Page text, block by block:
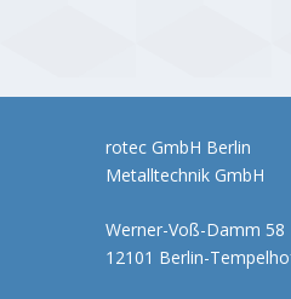
rotec GmbH Berlin
Metalltechnik GmbH
Werner-Voß-Damm 58
12101 Berlin-